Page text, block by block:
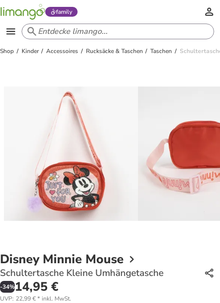
family
Shop Kinder Accessoires Rucksäcke & Taschen Taschen
Disney Minnie Mouse
Schultertasche Kleine Umhängetasche
-34%14,95 €
UVP: 22,99 €* inkl. MwSt.